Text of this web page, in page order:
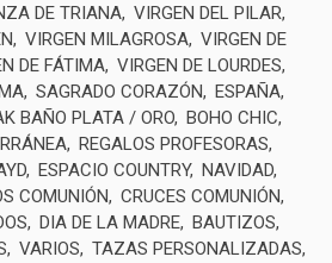
DE TRIANA VIRGEN DEL PILAR
VIRGEN MILAGROSA VIRGEN DE
DE FÁTIMA VIRGEN DE LOURDES
SAGRADO CORAZÓN
ESPAÑA
BAÑO PLATA / ORO BOHO CHIC
REGALOS PROFESORAS
ESPACIO COUNTRY NAVIDAD
COMUNIÓN
CRUCES COMUNIÓN
DIA DE LA MADRE BAUTIZOS
VARIOS
TAZAS PERSONALIZADAS